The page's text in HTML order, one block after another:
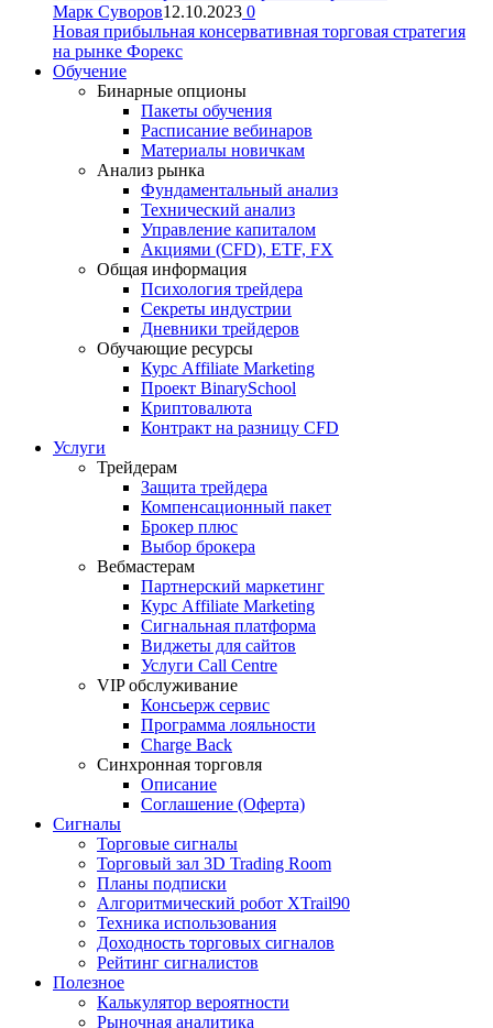
Марк Суворов12.10.2023 0
Новая прибыльная консервативная торговая стратегия
на рынке Форекс
Обучение
Бинарные опционы
Пакеты обучения
Расписание вебинаров
Материалы новичкам
Анализ рынка
Фундаментальный анализ
Технический анализ
Управление капиталом
Акциями (CFD), ETF, FX
Общая информация
Психология трейдера
Секреты индустрии
Дневники трейдеров
Обучающие ресурсы
Курс Affiliate Marketing
Проект BinarySchool
Криптовалюта
Контракт на разницу CFD
Услуги
Трейдерам
Защита трейдера
Компенсационный пакет
Брокер плюс
Выбор брокера
Вебмастерам
Партнерский маркетинг
Курс Affiliate Marketing
Сигнальная платформа
Виджеты для сайтов
Услуги Call Centre
VIP обслуживание
Консьерж сервис
Программа лояльности
Charge Back
Синхронная торговля
Описание
Соглашение (Оферта)
Сигналы
Торговые сигналы
Торговый зал 3D Trading Room
Планы подписки
Алгоритмический робот XTrail90
Техника использования
Доходность торговых сигналов
Рейтинг сигналистов
Полезное
Калькулятор вероятности
Рыночная аналитика